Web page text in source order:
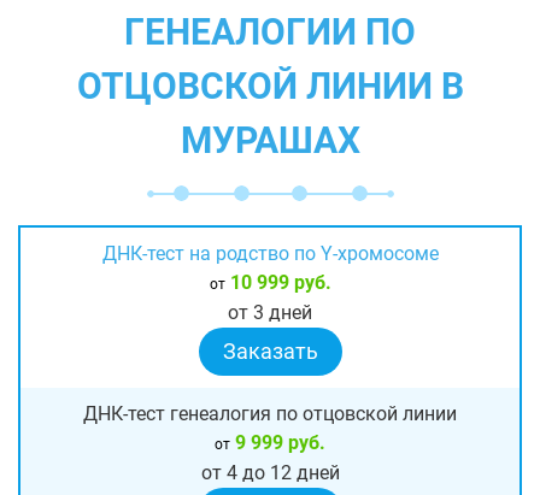
ГЕНЕАЛОГИИ ПО
ОТЦОВСКОЙ ЛИНИИ В
МУРАШАХ
ДНК-тест на родство по Y-хромосоме
от10 999 руб.
от 3 дней
Заказать
ДНК-тест генеалогия по отцовской линии
от 9 999 руб.
от 4 до 12 дней